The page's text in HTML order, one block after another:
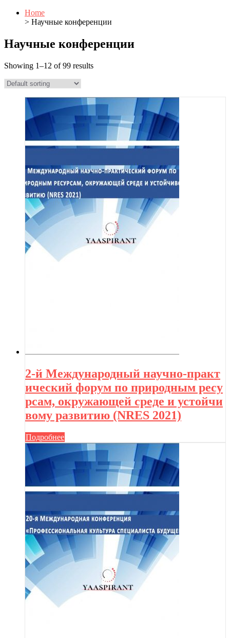
Home
> Научные конференции
Научные конференции
Showing 1–12 of 99 results
2-й Международный научно-практ
ический форум по природным ресу
рсам, окружающей среде и устойчи
вому развитию (NRES 2021)
Подробнее